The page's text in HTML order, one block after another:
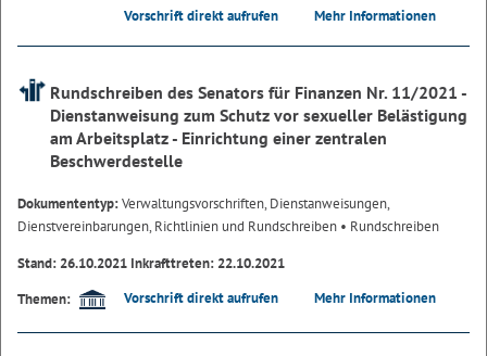
Vorschrift direkt aufrufen Mehr Informationen
Rundschreiben des Senators für Finanzen Nr. 11/2021 -
Dienstanweisung zum Schutz vor sexueller Belästigung
am Arbeitsplatz - Einrichtung einer zentralen
Beschwerdestelle
Dokumententyp:Verwaltungsvorschriften, Dienstanweisungen,
Dienstvereinbarungen, Richtlinien und Rundschreiben • Rundschreiben
Stand: 26.10.2021 Inkrafttreten: 22.10.2021
Themen:
Vorschrift direkt aufrufen Mehr Informationen